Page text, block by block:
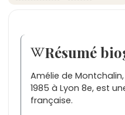
Résumé
Amélie de
1985 à Lyon 8e, est
française.